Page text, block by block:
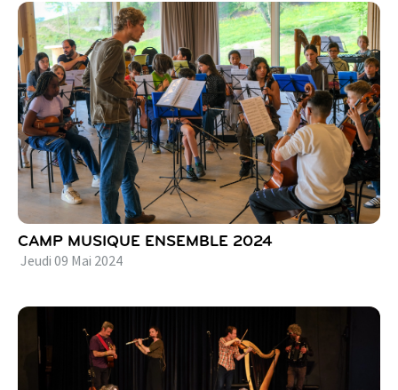
CAMP MUSIQUE ENSEMBLE 2024
Jeudi 09 Mai 2024